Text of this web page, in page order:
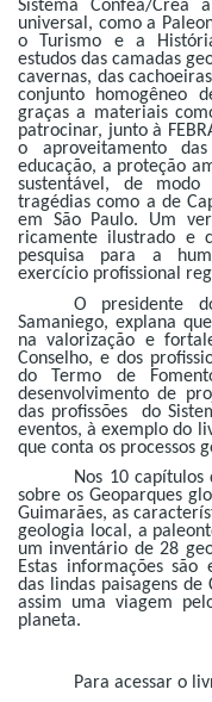
Sistema Confea/Crea
universal, como a
o Turismo e a
estudos das camadas
cavernas, das
conjunto homogêneo
graças a materiais
patrocinar, junto à
o aproveitamento
educação, a proteção
sustentável, de
tragédias como a de
em São Paulo. Um
ricamente ilustrado e
pesquisa para a
exercício profissional
O presidente
Samaniego, explana
na valorização e
Conselho, e dos
do Termo de
desenvolvimento de
das profissões do
eventos, à exemplo do
que conta os processos
Nos 10
sobre os Geoparques
Guimarães, as
geologia local, a
um inventário de 28
Estas informações são
das lindas paisagens de
assim uma viagem
planeta.
Para acessar o